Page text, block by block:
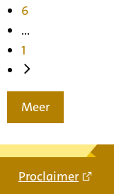
6
...
1
Meer
Proclaimer